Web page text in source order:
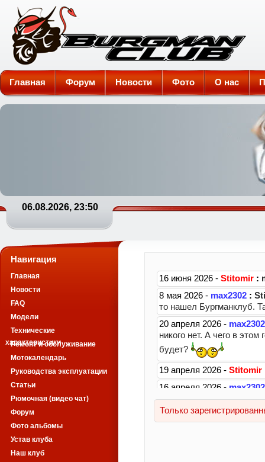
Burgman-Club
Главная Форум Новости Фото О нас
06.08.2026, 23:50
Навигация
Главная
Новости
FAQ
Модели
Технические
характеристики
Ремонт и обслуживание
Мотокалендарь
Руководства эксплуатации
Статьи
Рюмочная (видео чат)
Форум
Фото альбомы
Устав клуба
Наш клуб